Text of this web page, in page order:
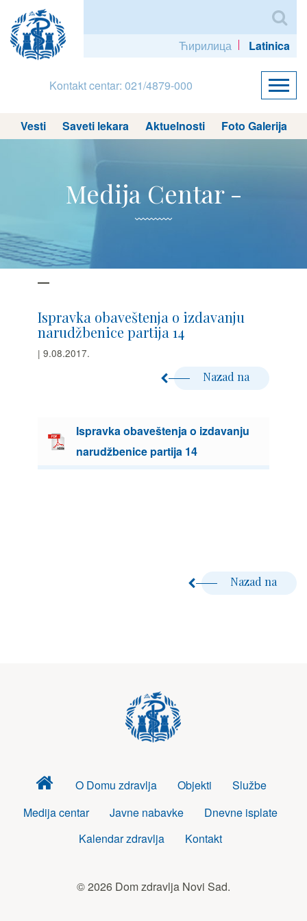
Ћирилица Latinica
Kontakt centar: 021/4879-000
Vesti Saveti lekara Aktuelnosti Foto Galerija
Medija Centar -
Ispravka obaveštenja o izdavanju
narudžbenice partija 14
| 9.08.2017.
Nazad na
Ispravka obaveštenja o izdavanju
narudžbenice partija 14
Nazad na
Dom
zdravlja
O Domu zdravlja Objekti
Službe
Medija centar
Javne nabavke
Dnevne isplate
Kalendar zdravlja
Kontakt
© 2026 Dom zdravlja Novi Sad.